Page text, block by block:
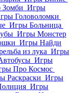
Зомби Игры
Головоломки
Игры Больница
Игры Монстер
Игры Найди
из лука Игры
Игры
Про Космос
Раскраски Игры
Игры